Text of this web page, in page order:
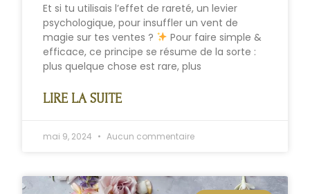
Et si tu utilisais l’effet de rareté, un levier
psychologique, pour insuffler un vent de
magie sur tes ventes ?
Pour faire simple &
efficace, ce principe se résume de la sorte :
plus quelque chose est rare, plus
LIRE LA SUITE
mai 9, 2024 Aucun commentaire